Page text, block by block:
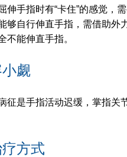
伸手指时有“卡住”的感觉，
够自行伸直手指，需借助外
不能伸直手指。
觑
征是手指活动迟缓，掌指
方式